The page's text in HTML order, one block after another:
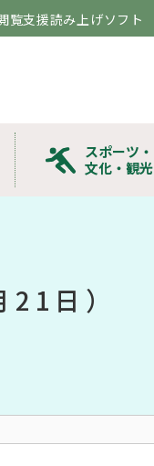
覧支援読み上げソフト
スポーツ・
文化・観光
日）